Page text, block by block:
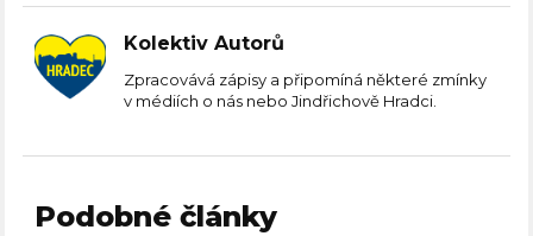
Kolektiv Autorů
Zpracovává zápisy a připomíná některé zmínky
v médiích o nás nebo Jindřichově Hradci.
Podobné články